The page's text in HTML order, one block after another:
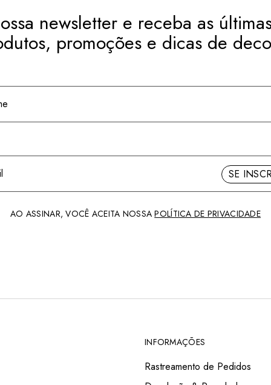
newsletter e receba as
promoções e dicas de
SE
AO ASSINAR, VOCÊ ACEITA NOSSAPOLÍTICA DE PRIVACIDADE
INFORMAÇÕES
Rastreamento de Pedidos